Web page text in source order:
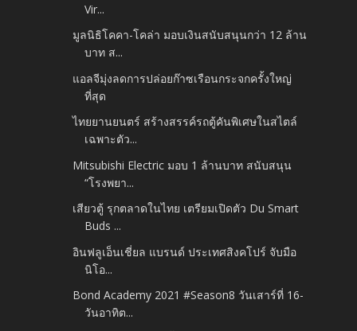
Vir...
มูลนิธิโคคา-โคล่า มอบเงินสนับสนุนกว่า 12 ล้าน
บาท ส...
แอลจีมุ่งลดการปล่อยก๊าซเรือนกระจกครั้งใหญ่
ที่สุด
ไทยยานยนตร์ สร้างสรรค์รถตู้คันพิเศษในสไตล์
เฉพาะตัว...
Mitsubishi Electric มอบ 1 ล้านบาท สนับสนุน
“โรงพยา...
เสียวตู้ รุกตลาดในไทย เตรียมเปิดตัว Du Smart
Buds ...
อินฟลูเอ็นเชี่ยล แบรนด์ ประเทศสิงคโปร์ จับมือ
นิโอ...
Bond Academy 2021 #Season8 วันเสาร์ที่ 16-
วันอาทิต...